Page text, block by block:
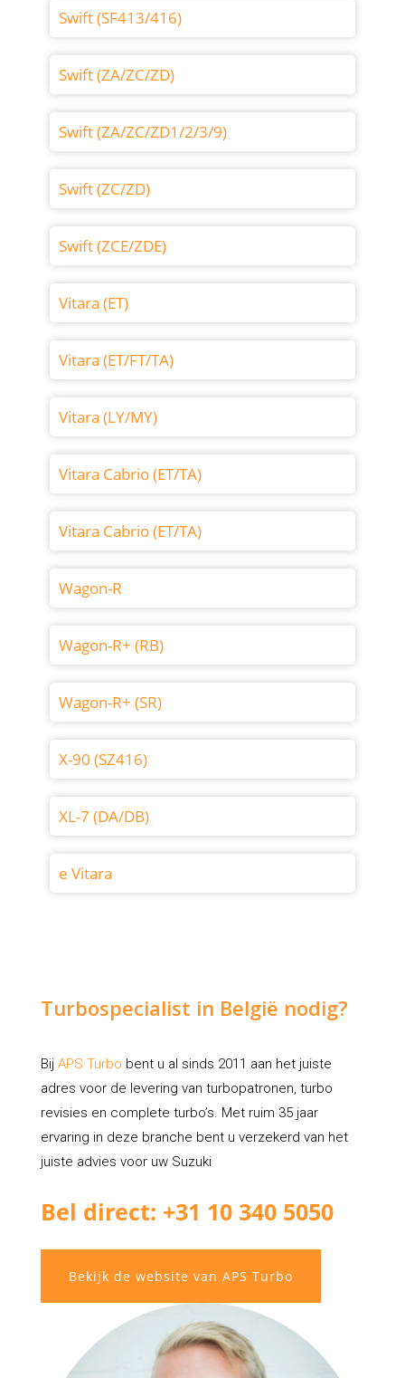
Swift (SF413/416)
Swift (ZA/ZC/ZD)
Swift (ZA/ZC/ZD1/2/3/9)
Swift (ZC/ZD)
Swift (ZCE/ZDE)
Vitara (ET)
Vitara (ET/FT/TA)
Vitara (LY/MY)
Vitara Cabrio (ET/TA)
Vitara Cabrio (ET/TA)
Wagon-R
Wagon-R+ (RB)
Wagon-R+ (SR)
X-90 (SZ416)
XL-7 (DA/DB)
e Vitara
Turbospecialist in België nodig?
Bij APS Turbo bent u al sinds 2011 aan het juiste
adres voor de levering van turbopatronen, turbo
revisies en complete turbo’s. Met ruim 35 jaar
ervaring in deze branche bent u verzekerd van het
juiste advies voor uw Suzuki
Bel direct: +31 10 340 5050
Bekijk de website van APS Turbo